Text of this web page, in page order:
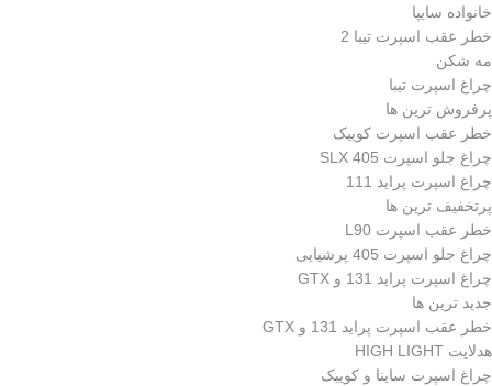
خانواده سایپا
خطر عقب اسپرت تیبا 2
مه شکن
چراغ اسپرت تیبا
پرفروش ترین ها
خطر عقب اسپرت کوییک
چراغ جلو اسپرت 405 SLX
چراغ اسپرت پراید 111
پرتخفیف ترین ها
خطر عقب اسپرت L90
چراغ جلو اسپرت 405 پرشیایی
چراغ اسپرت پراید 131 و GTX
جدید ترین ها
خطر عقب اسپرت پراید 131 و GTX
هدلایت HIGH LIGHT
چراغ اسپرت ساینا و کوییک